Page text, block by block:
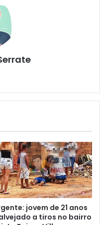
jovem de 21 anos
a tiros no bairro